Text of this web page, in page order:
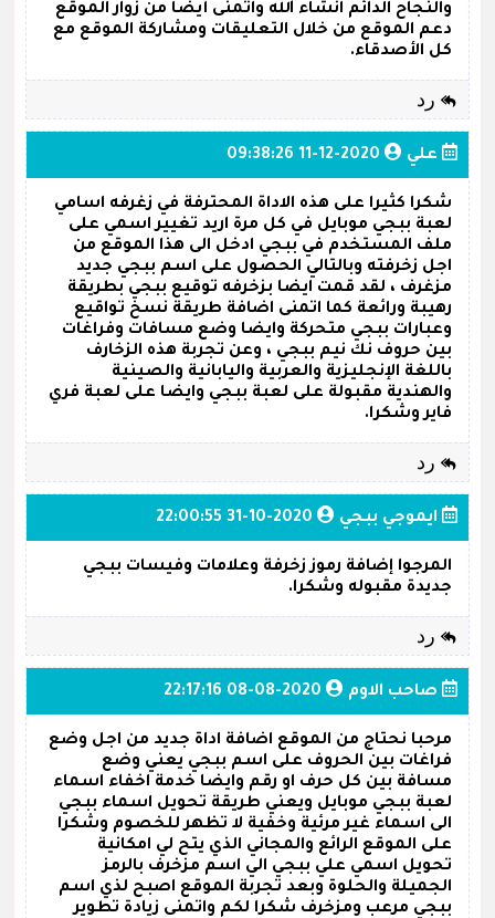
والنجاح الدائم انشاء الله واتمنى أيضا من زوار الموقع
دعم الموقع من خلال التعليقات ومشاركة الموقع مع
كل الأصدقاء.
رد
علي 2020-12-11 09:38:26
شكرا كثيرا على هذه الاداة المحترفة في زغرفه اسامي
لعبة ببجي موبايل في كل مرة اريد تغيير اسمي على
ملف المستخدم في ببجي ادخل الى هذا الموقع من
اجل زخرفته وبالتالي الحصول على اسم ببجي جديد
مزغرف ، لقد قمت ايضا بزخرفه توقيع ببجي بطريقة
رهيبة ورائعة كما اتمنى اضافة طريقة نسخ تواقيع
وعبارات ببجي متحركة وايضا وضع مسافات وفراغات
بين حروف نك نيم ببجي ، وعن تجربة هذه الزخارف
باللغة الإنجليزية والعربية واليابانية والصينية
والهندية مقبولة على لعبة ببجي وايضا على لعبة فري
فاير وشكرا.
رد
ايموجي ببجي 2020-10-31 22:00:55
المرجوا إضافة رموز زخرفة وعلامات وفيسات ببجي
جديدة مقبوله وشكرا.
رد
صاحب الاوم 2020-08-08 22:17:16
مرحبا نحتاج من الموقع اضافة اداة جديد من اجل وضع
فراغات بين الحروف على اسم ببجي يعني وضع
مسافة بين كل حرف او رقم وايضا خدمة اخفاء اسماء
لعبة ببجي موبايل ويعني طريقة تحويل اسماء ببجي
الى اسماء غير مرئية وخفية لا تظهر للخصوم وشكرا
على الموقع الرائع والمجاني الذي يتح لي امكانية
تحويل اسمي علي ببجي الي اسم مزخرف بالرمز
الجميلة والحلوة وبعد تجربة الموقع اصبح لذي اسم
ببجي مرعب ومزخرف شكرا لكم واتمنى زيادة تطوير